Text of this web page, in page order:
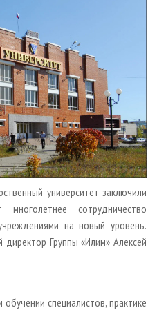
университет заключили
сотрудничество
на новый уровень.
Группы «Илим» Алексей
специалистов, практике